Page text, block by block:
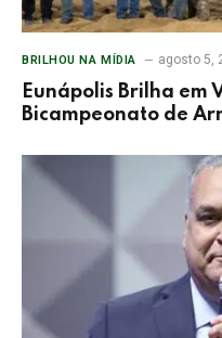
BRILHOU NA MÍDIA agosto 5,
Eunápolis Brilha em
Bicampeonato de